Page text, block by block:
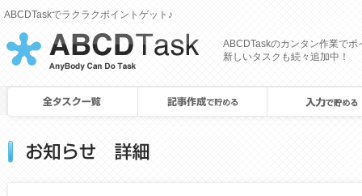
ABCDTaskでラクラクポイントゲット♪
CROWDJob
ABCDTaskのカンタン作業でポ
新しいタスクも続々追加中！